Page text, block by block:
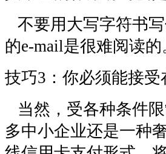
不要用大写字符书
的e-mail是很难阅读
技巧3：你必须能接受
当然，受各种条件
多中小企业还是一种